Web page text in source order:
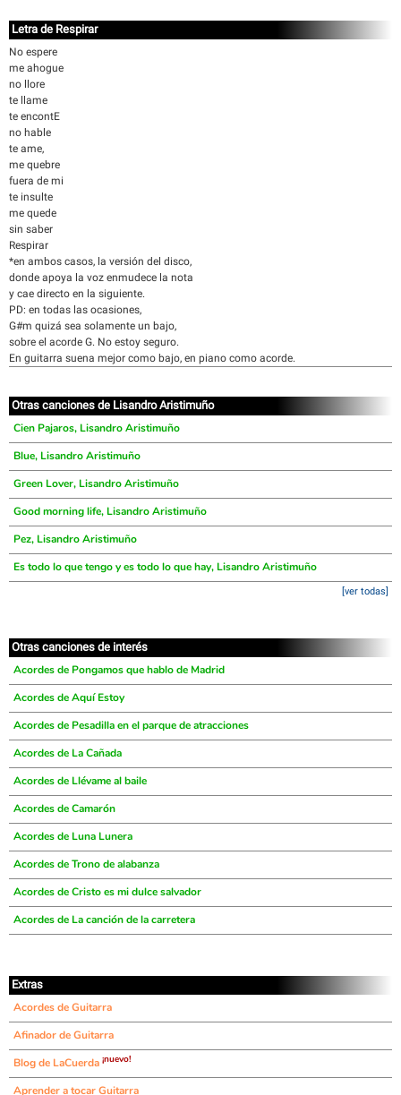
Letra de Respirar
No espere
me ahogue
no llore
te llame
te encontE
no hable
te ame,
me quebre
fuera de mi
te insulte
me quede
sin saber
Respirar
*en ambos casos, la versión del disco,
donde apoya la voz enmudece la nota
y cae directo en la siguiente.
PD: en todas las ocasiones,
G#m quizá sea solamente un bajo,
sobre el acorde G. No estoy seguro.
En guitarra suena mejor como bajo, en piano como acorde.
Otras canciones de Lisandro Aristimuño
Cien Pajaros, Lisandro Aristimuño
Blue, Lisandro Aristimuño
Green Lover, Lisandro Aristimuño
Good morning life, Lisandro Aristimuño
Pez, Lisandro Aristimuño
Es todo lo que tengo y es todo lo que hay, Lisandro Aristimuño
[ver todas]
Otras canciones de interés
Acordes de Pongamos que hablo de Madrid
Acordes de Aquí Estoy
Acordes de Pesadilla en el parque de atracciones
Acordes de La Cañada
Acordes de Llévame al baile
Acordes de Camarón
Acordes de Luna Lunera
Acordes de Trono de alabanza
Acordes de Cristo es mi dulce salvador
Acordes de La canción de la carretera
Extras
Acordes de Guitarra
Afinador de Guitarra
Blog de LaCuerda ¡nuevo!
Aprender a tocar Guitarra